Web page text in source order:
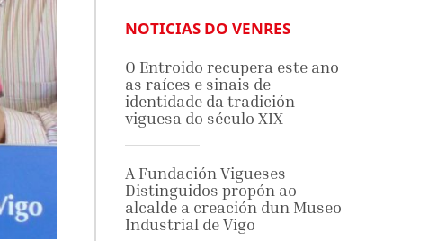
NOTICIAS DO VENRES
O Entroido recupera este ano
as raíces e sinais de
identidade da tradición
viguesa do século XIX
A Fundación Vigueses
Distinguidos propón ao
alcalde a creación dun Museo
Industrial de Vigo